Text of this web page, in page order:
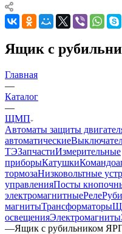
Ящик с
Главная
—
Каталог
—
ЩМП
Автоматы защиты
автоматические
ТЭЗапчастиИзмерительные
приборыКатушки
тормозаНизковольтные
управленияПосты
электромагнитныеРеле
магнитыТрансформаторы
освещенияЭлектромагниты
—Ящик с рубильником